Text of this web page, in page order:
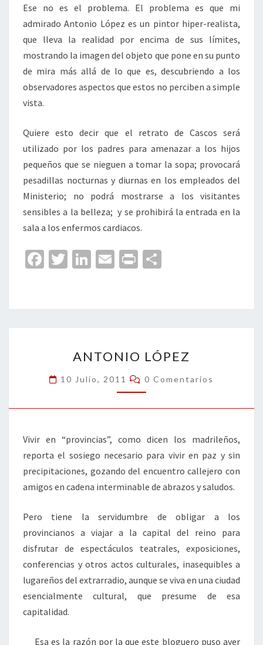
Ese no es el problema. El problema es que mi
admirado Antonio López es un pintor hiper-realista,
que lleva la realidad por encima de sus límites,
mostrando la imagen del objeto que pone en su punto
de mira más allá de lo que es, descubriendo a los
observadores aspectos que estos no perciben a simple
vista.
Quiere esto decir que el retrato de Cascos será
utilizado por los padres para amenazar a los hijos
pequeños que se nieguen a tomar la sopa; provocará
pesadillas nocturnas y diurnas en los empleados del
Ministerio; no podrá mostrarse a los visitantes
sensibles a la belleza; y se prohibirá la entrada en la
sala a los enfermos cardiacos.
Fa
o
o
T
er
Li
dI
n
E
l
Pr
p
ar
tir
LÓPEZ
ANTONIO LÓPEZ
10 Julio, 2011 Comentarios
0 Comentarios
Vivir en “provincias”, como dicen los madrileños,
reporta el sosiego necesario para vivir en paz y sin
precipitaciones, gozando del encuentro callejero con
amigos en cadena interminable de abrazos y saludos.
Pero tiene la servidumbre de obligar a los
provincianos a viajar a la capital del reino para
disfrutar de espectáculos teatrales, exposiciones,
conferencias y otros actos culturales, inasequibles a
lugareños del extrarradio, aunque se viva en una ciudad
esencialmente cultural, que presume de esa
capitalidad.
Esa es la razón por la que este bloguero puso ayer